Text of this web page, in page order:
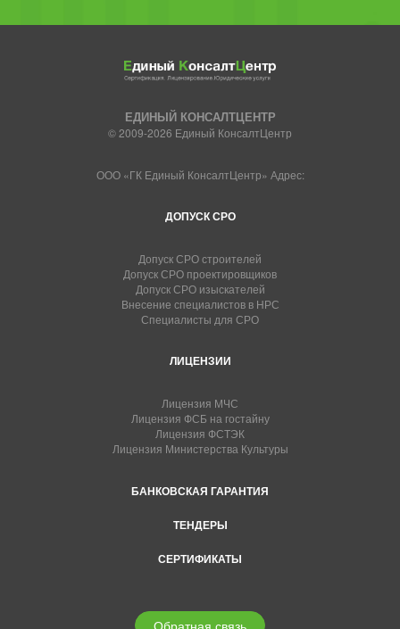
ЕДИНЫЙ КОНСАЛТЦЕНТР
© 2009-2026 Единый КонсалтЦентр
ООО «ГК Единый КонсалтЦентр» Адрес:
ДОПУСК СРО
Допуск СРО строителей
Допуск СРО проектировщиков
Допуск СРО изыскателей
Внесение специалистов в НРС
Специалисты для СРО
ЛИЦЕНЗИИ
Лицензия МЧС
Лицензия ФСБ на гостайну
Лицензия ФСТЭК
Лицензия Министерства Культуры
БАНКОВСКАЯ ГАРАНТИЯ
ТЕНДЕРЫ
СЕРТИФИКАТЫ
Обратная связь